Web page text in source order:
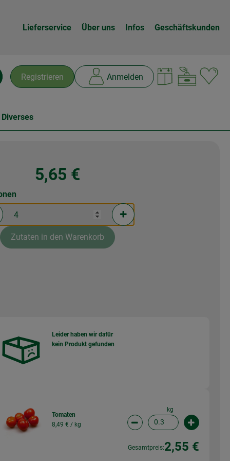
Lieferservice Über uns Infos Geschäftskunden
Registrieren Anmelden
5,65 €
verringern (aktuell 4 Portionen ausgewählt)
Portionen erhöhen (aktuell 4
Zutaten in den Warenkorb
ändern
Leider haben wir dafür
kein Produkt gefunden
ändern
Tomaten
8,49 € / kg
kg
Artikelanzahl verringern
Gesamtpreis:2,55 €